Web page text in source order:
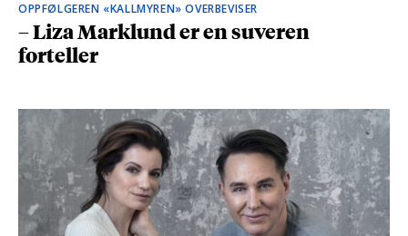
OPPFØLGEREN «KALLMYREN» OVERBEVISER
– Liza Marklund er en suveren
forteller